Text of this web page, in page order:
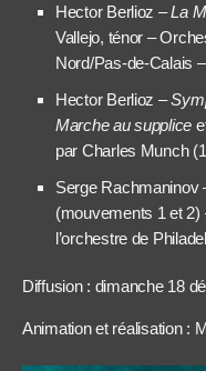
Hector Berlioz –La
Vallejo, ténor –
Nord/Pas-de-Calais
Hector Berlioz –
Marche au supplice
par Charles Munch
Serge Rachmaninov
(mouvements 1 et 2)
l’orchestre de
Diffusion : dimanche 18
Animation et réalisation :